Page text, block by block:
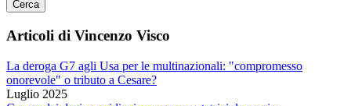
Articoli di Vincenzo Visco
La deroga G7 agli Usa per le multinazionali: "compromesso
onorevole" o tributo a Cesare?
Luglio 2025